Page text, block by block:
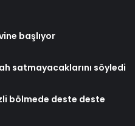
başlıyor
satmayacaklarını söyledi
bölmede deste deste